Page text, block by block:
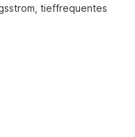
tieffrequentes